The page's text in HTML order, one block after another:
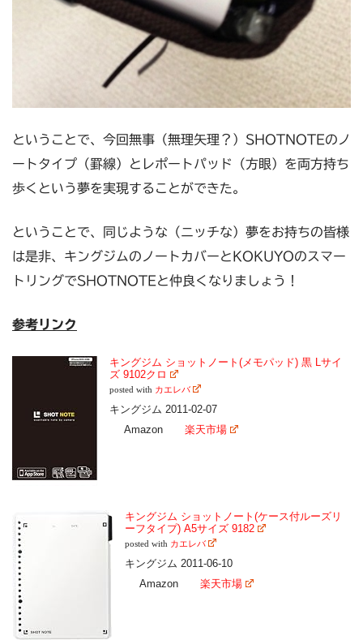
ということで、今回無事（無理矢理？）SHOTNOTEのノ
ートタイプ（罫線）とレポートパッド（方眼）を両方持ち
歩くという夢を実現することができた。
ということで、同じような（ニッチな）夢をお持ちの皆様
は是非、キングジムのノートカバーとKOKUYOのスマー
トリングでSHOTNOTEと仲良くなりましょう！
参考リンク
キングジム ショットノート(メモパッド) 黒 Lサイ
ズ 9102クロ
posted with カエレバ
キングジム 2011-02-07
Amazon
楽天市場
キングジム ショットノート(ケース付ルーズリ
ーフタイプ) A5サイズ 9182
posted with カエレバ
キングジム 2011-06-10
Amazon
楽天市場